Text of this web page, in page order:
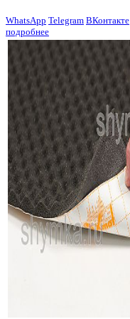
WhatsApp Telegram ВКонтакте
подробнее